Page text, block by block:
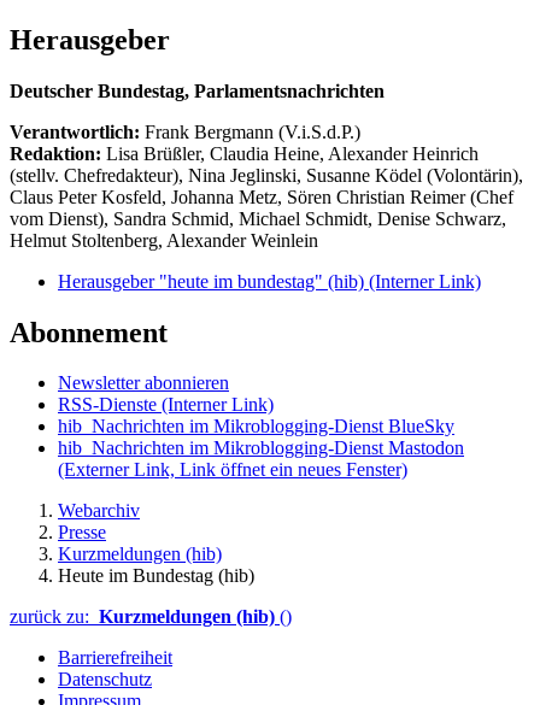
Herausgeber
Deutscher Bundestag, Parlamentsnachrichten
Verantwortlich: Frank Bergmann (V.i.S.d.P.)
Redaktion: Lisa Brüßler, Claudia Heine, Alexander Heinrich
(stellv. Chefredakteur), Nina Jeglinski, Susanne Ködel (Volontärin),
Claus Peter Kosfeld, Johanna Metz, Sören Christian Reimer (Chef
vom Dienst), Sandra Schmid, Michael Schmidt, Denise Schwarz,
Helmut Stoltenberg, Alexander Weinlein
Herausgeber "heute im bundestag" (hib) (Interner Link)
Abonnement
Newsletter abonnieren
RSS-Dienste (Interner Link)
hib_Nachrichten im Mikroblogging-Dienst BlueSky
hib_Nachrichten im Mikroblogging-Dienst Mastodon
(Externer Link, Link öffnet ein neues Fenster)
Webarchiv
Presse
Kurzmeldungen (hib)
Heute im Bundestag (hib)
zurück zu: Kurzmeldungen (hib) ()
Barrierefreiheit
Datenschutz